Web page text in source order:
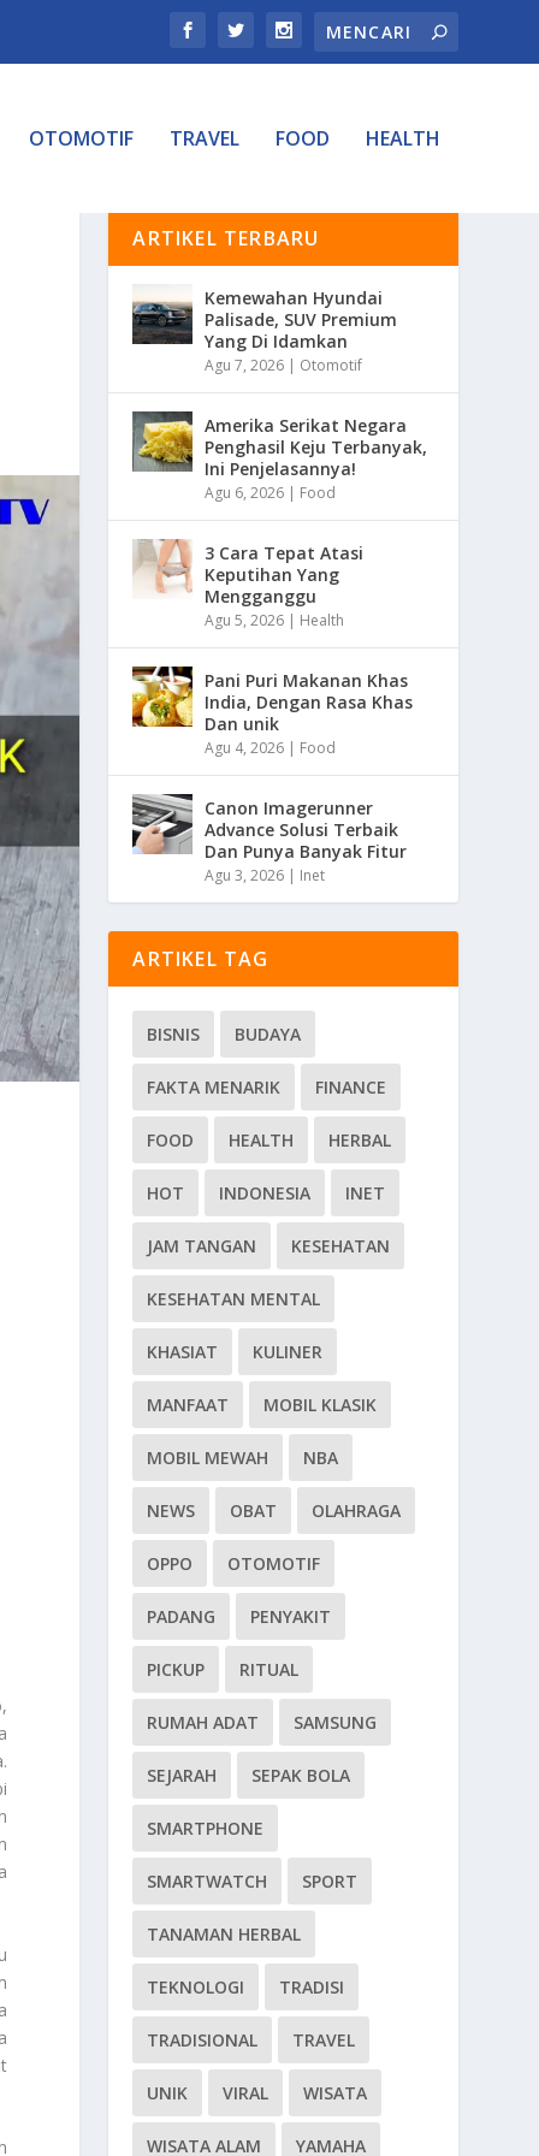
OTOMOTIF TRAVEL FOOD HEALTH
ARTIKEL TERBARU
Kemewahan Hyundai
Palisade, SUV Premium
Yang Di Idamkan
Agu 7, 2026 | Otomotif
Amerika Serikat Negara
Penghasil Keju Terbanyak,
Ini Penjelasannya!
Agu 6, 2026 | Food
3 Cara Tepat Atasi
Keputihan Yang
Mengganggu
Agu 5, 2026 | Health
Pani Puri Makanan Khas
India, Dengan Rasa Khas
Dan unik
Agu 4, 2026 | Food
Canon Imagerunner
Advance Solusi Terbaik
Dan Punya Banyak Fitur
Agu 3, 2026 | Inet
ARTIKEL TAG
BISNIS BUDAYA
FAKTA MENARIK FINANCE
FOOD HEALTH HERBAL
HOT INDONESIA INET
JAM TANGAN KESEHATAN
KESEHATAN MENTAL
KHASIAT KULINER
MANFAAT MOBIL KLASIK
MOBIL MEWAH NBA
NEWS OBAT OLAHRAGA
OPPO OTOMOTIF
PADANG PENYAKIT
PICKUP RITUAL
RUMAH ADAT SAMSUNG
SEJARAH SEPAK BOLA
SMARTPHONE
SMARTWATCH SPORT
TANAMAN HERBAL
TEKNOLOGI TRADISI
TRADISIONAL TRAVEL
UNIK VIRAL WISATA
WISATA ALAM YAMAHA